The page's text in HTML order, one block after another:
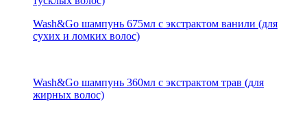
Wash&Go шампунь 675мл с экстрактом ванили (для
сухих и ломких волос)
Wash&Go шампунь 360мл с экстрактом трав (для
жирных волос)